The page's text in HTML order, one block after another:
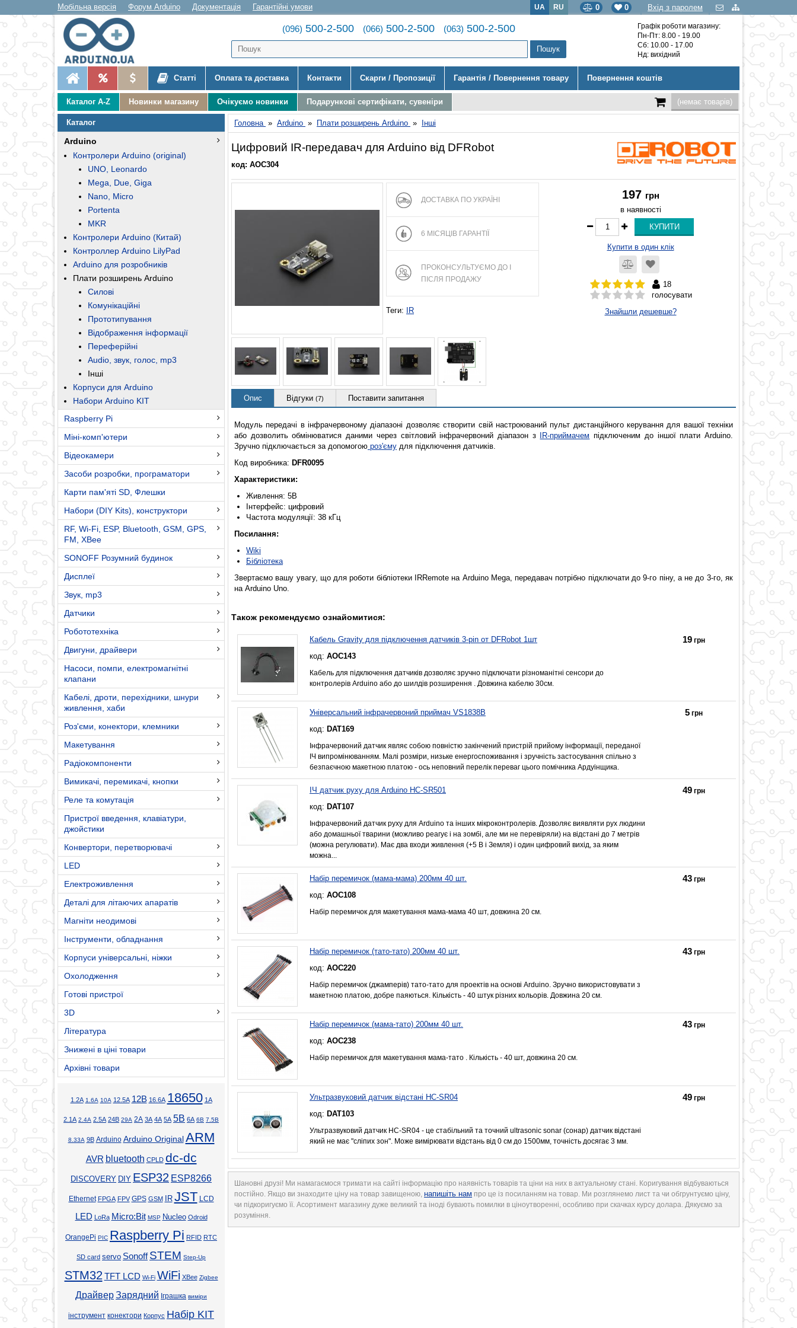
Мобільна версія Форум Arduino Документація Гарантійні умови Вхід з паролем
0
0
UA RU
(096) 500-2-500 (066) 500-2-500 (063) 500-2-500
Графік роботи магазину:
Пн-Пт: 8.00 - 19.00
Сб: 10.00 - 17.00
Нд: вихідний
Статті Оплата та доставка Контакти Скарги / Пропозиції Гарантія / Повернення товару Повернення коштів
Каталог A-Z Новинки магазину Очікуємо новинки Подарункові сертифікати, сувеніри (немає товарів)
Каталог
Arduino
Контролери Arduino (original)
UNO, Leonardo
Mega, Due, Giga
Nano, Micro
Portenta
MKR
Контролери Arduino (Китай)
Контроллер Arduino LilyPad
Arduino для розробників
Плати розширень Arduino
Силові
Комунікаційні
Прототипування
Відображення інформації
Переферійні
Audio, звук, голос, mp3
Інші
Корпуси для Arduino
Набори Arduino KIT
Raspberry Pi
Міні-комп'ютери
Відеокамери
Засоби розробки, програматори
Карти пам'яті SD, Флешки
Набори (DIY Kits), конструктори
RF, Wi-Fi, ESP, Bluetooth, GSM, GPS,
FM, XBee
SONOFF Розумний будинок
Дисплеї
Звук, mp3
Датчики
Робототехніка
Двигуни, драйвери
Насоси, помпи, електромагнітні
клапани
Кабелі, дроти, перехідники, шнури
живлення, хаби
Роз'єми, конектори, клемники
Макетування
Радіокомпоненти
Вимикачі, перемикачі, кнопки
Реле та комутація
Пристрої введення, клавіатури,
джойстики
Конвертори, перетворювачі
LED
Електроживлення
Деталі для літаючих апаратів
Магніти неодимові
Інструменти, обладнання
Корпуси універсальні, ніжки
Охолодження
Готові пристрої
3D
Література
Знижені в ціні товари
Архівні товари
1.2А 1.6А 10А 12.5А 12В 16.6А 18650 1А
2.1А 2.4А 2.5А 24В 29А 2А 3А 4А 5А 5В 6А 6В 7.5В
8.33А 9В Arduino Arduino Original ARM
AVR bluetooth CPLD dc-dc
DISCOVERY DIY ESP32 ESP8266
Ethernet FPGA FPV GPS GSM IR JST LCD
LED LoRa Micro:Bit MSP Nucleo Odroid
OrangePi PIC Raspberry Pi RFID RTC
SD card servo Sonoff STEM Step-Up
STM32 TFT LCD Wi-Fi WiFi XBee Zigbee
ДрайверЗарядний Іграшка виміри
інструмент конектори Корпус Набір KIT
Головна » Arduino » Плати розширень Arduino » Інші
Цифровий IR-передавач для Arduino від DFRobot
код: AOC304
ДОСТАВКА ПО УКРАЇНІ
6 МІСЯЦІВ ГАРАНТІЇ
ПРОКОНСУЛЬТУЄМО ДО І
ПІСЛЯ ПРОДАЖУ
Теги: IR
197 грн
в наявності
Купити в один клік
18
голосувати
Знайшли дешевше?
Опис Відгуки (7) Поставити запитання
Модуль передачі в інфрачервоному діапазоні дозволяє створити свій настроюваний пульт дистанційного керування для вашої техніки
або дозволить обмінюватися даними через світловий інфрачервоний діапазон з IR-приймачем підключеним до іншої плати Arduino.
Зручно підключається за допомогою роз'єму для підключення датчиків.
Код виробника: DFR0095
Характеристики:
Живлення: 5В
Інтерфейс: цифровий
Частота модуляції: 38 кГц
Посилання:
Wiki
Бібліотека
Звертаємо вашу увагу, що для роботи бібліотеки IRRemote на Arduino Mega, передавач потрібно підключати до 9-го піну, а не до 3-го, як
на Arduino Uno.
Також рекомендуємо ознайомитися:
Кабель Gravity для підключення датчиків 3-pin от DFRobot 1шт
код: AOC143
Кабель для підключення датчиків дозволяє зручно підключати різноманітні сенсори до
контролерів Arduino або до шилдів розширення . Довжина кабелю 30см.
19 грн
Універсальний інфрачервоний приймач VS1838B
код: DAT169
Інфрачервоний датчик являє собою повністю закінчений пристрій прийому інформації, переданої
ІЧ випромінюванням. Малі розміри, низьке енергоспоживання і зручність застосування спільно з
безпаєчною макетною платою - ось неповний перелік переваг цього помічника Ардуінщика.
5 грн
ІЧ датчик руху для Arduino HC-SR501
код: DAT107
Інфрачервоний датчик руху для Arduino та інших мікроконтролерів. Дозволяє виявляти рух людини
або домашньої тварини (можливо реагує і на зомбі, але ми не перевіряли) на відстані до 7 метрів
(можна регулювати). Має два входи живлення (+5 В і Земля) і один цифровий вихід, за яким
можна...
49 грн
Набір перемичок (мама-мама) 200мм 40 шт.
код: AOC108
Набір перемичок для макетування мама-мама 40 шт, довжина 20 см.
43 грн
Набір перемичок (тато-тато) 200мм 40 шт.
код: AOC220
Набір перемичок (джамперів) тато-тато для проектів на основі Arduino. Зручно використовувати з
макетною платою, добре паяються. Кількість - 40 штук різних кольорів. Довжина 20 см.
43 грн
Набір перемичок (мама-тато) 200мм 40 шт.
код: AOC238
Набір перемичок для макетування мама-тато . Кількість - 40 шт, довжина 20 см.
43 грн
Ультразвуковий датчик відстані HC-SR04
код: DAT103
Ультразвуковий датчик HC-SR04 - це стабільний та точний ultrasonic sonar (сонар) датчик відстані
який не має "сліпих зон". Може вимірювати відстань від 0 см до 1500мм, точність досягає 3 мм.
49 грн
Шановні друзі! Ми намагаємося тримати на сайті інформацію про наявність товарів та ціни на них в актуальному стані. Коригування відбуваються
постійно. Якщо ви знаходите ціну на товар завищеною, напишіть нам про це із посиланням на товар. Ми розглянемо лист та чи обгрунтуємо ціну,
чи підкоригуємо її. Асортимент магазину дуже великий та іноді бувають помилки в ціноутворенні, особливо при скачках курсу долара. Дякуємо за
розуміння.